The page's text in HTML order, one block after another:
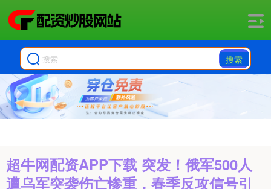
搜索
超牛网配资APP下载 突发！俄军500人
遭乌军突袭伤亡惨重，春季反攻信号引